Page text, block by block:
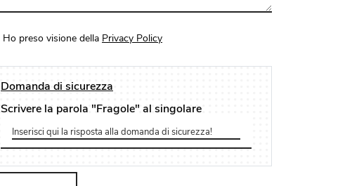
Ho preso visione della Privacy Policy
Domanda di sicurezza
Scrivere la parola "Fragole" al singolare